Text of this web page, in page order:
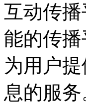
互动传
能的传
为用户
息的服务